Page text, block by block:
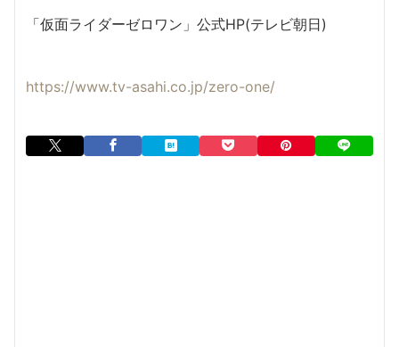
「仮面ライダーゼロワン」公式HP(テレビ朝日)
https://www.tv-asahi.co.jp/zero-one/